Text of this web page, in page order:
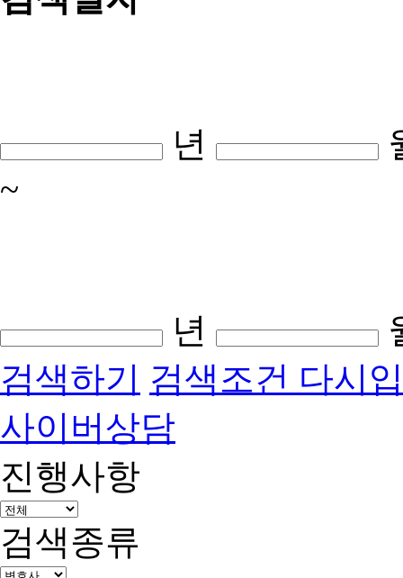
년
~
년
검색하기 검색조건 다시
사이버상담
진행사항
검색종류